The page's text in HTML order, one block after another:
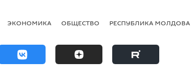
ЭКОНОМИКА ОБЩЕСТВО РЕСПУБЛИКА МОЛДОВА